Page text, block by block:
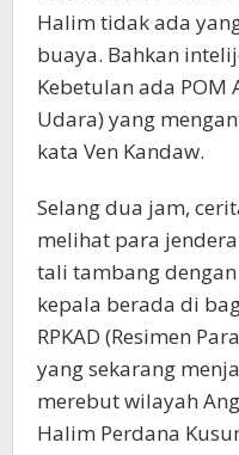
Halim tidak ada
buaya. Bahkan
Kebetulan ada POM
Udara) yang
kata Ven Kandaw.
Selang dua jam,
melihat para
tali tambang
kepala berada di
RPKAD (Resimen
yang sekarang
merebut wilayah
Halim Perdana